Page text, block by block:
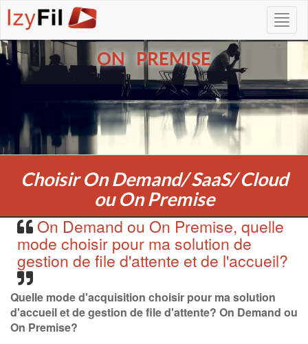
ON PREMISE
Choisir On Demand/ SaaS/ Cloud
ou On Premise
On Demand ou On Premise, quelle
mode choisir pour ma solution de
gestion de file d'attente et de l'accueil?
Quelle mode d'acquisition choisir pour ma solution
d'accueil et de gestion de file d'attente? On Demand ou
On Premise?